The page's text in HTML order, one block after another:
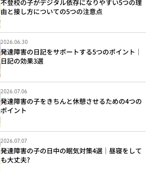
不登校の子がデジタル依存になりやすい5つの理
由と接し方についての5つの注意点
2026.06.30
発達障害の日記をサポートする5つのポイント｜
日記の効果3選
2026.07.06
発達障害の子をきちんと休憩させるための4つの
ポイント
2026.07.07
発達障害の子の日中の眠気対策4選｜昼寝をして
も大丈夫?